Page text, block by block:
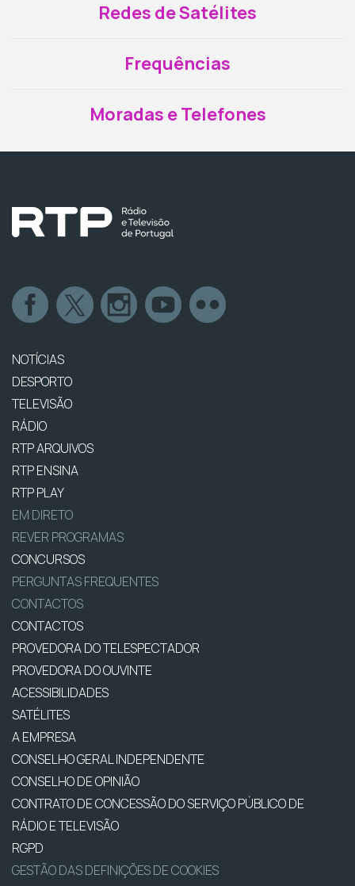
Redes de Satélites
Frequências
Moradas e Telefones
NOTÍCIAS
DESPORTO
TELEVISÃO
RÁDIO
RTP ARQUIVOS
RTP ENSINA
RTP PLAY
EM DIRETO
REVER PROGRAMAS
CONCURSOS
PERGUNTAS FREQUENTES
CONTACTOS
CONTACTOS
PROVEDORA DO TELESPECTADOR
PROVEDORA DO OUVINTE
ACESSIBILIDADES
SATÉLITES
A EMPRESA
CONSELHO GERAL INDEPENDENTE
CONSELHO DE OPINIÃO
CONTRATO DE CONCESSÃO DO SERVIÇO PÚBLICO DE
RÁDIO E TELEVISÃO
RGPD
GESTÃO DAS DEFINIÇÕES DE COOKIES